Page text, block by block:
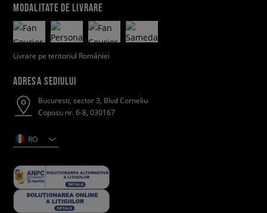
MODALITATE DE LIVRARE
Livrare pe teritoriul României
ADRESA SEDIULUI
Bucuresti, sector 3, Blvd Corneliu
Coposu nr. 6-8, 030167
RO